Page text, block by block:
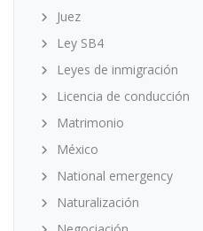
Juez
Ley SB4
Leyes de inmigración
Licencia de conducción
Matrimonio
México
National emergency
Naturalización